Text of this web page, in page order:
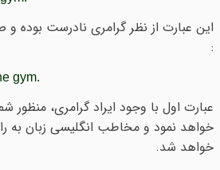
این عبارت از نظر گرامری نادرست بوده
:
gym.
عبارت اول با وجود ایراد گرامری، منظور
خواهد نمود و مخاطب انگلیسی زبان به
خواهد شد.